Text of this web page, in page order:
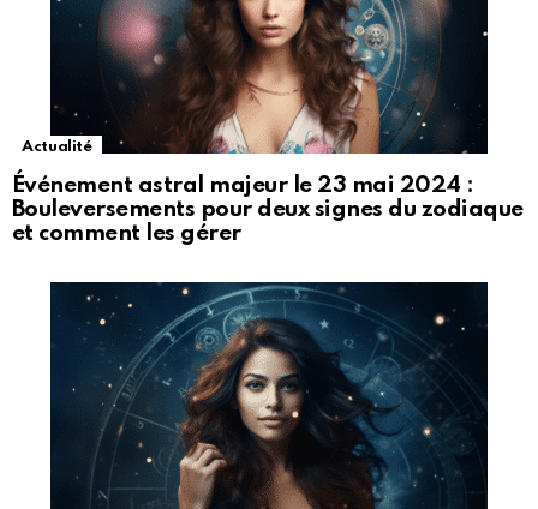
Actualité
Événement astral majeur le 23 mai 2024 :
Bouleversements pour deux signes du zodiaque
et comment les gérer